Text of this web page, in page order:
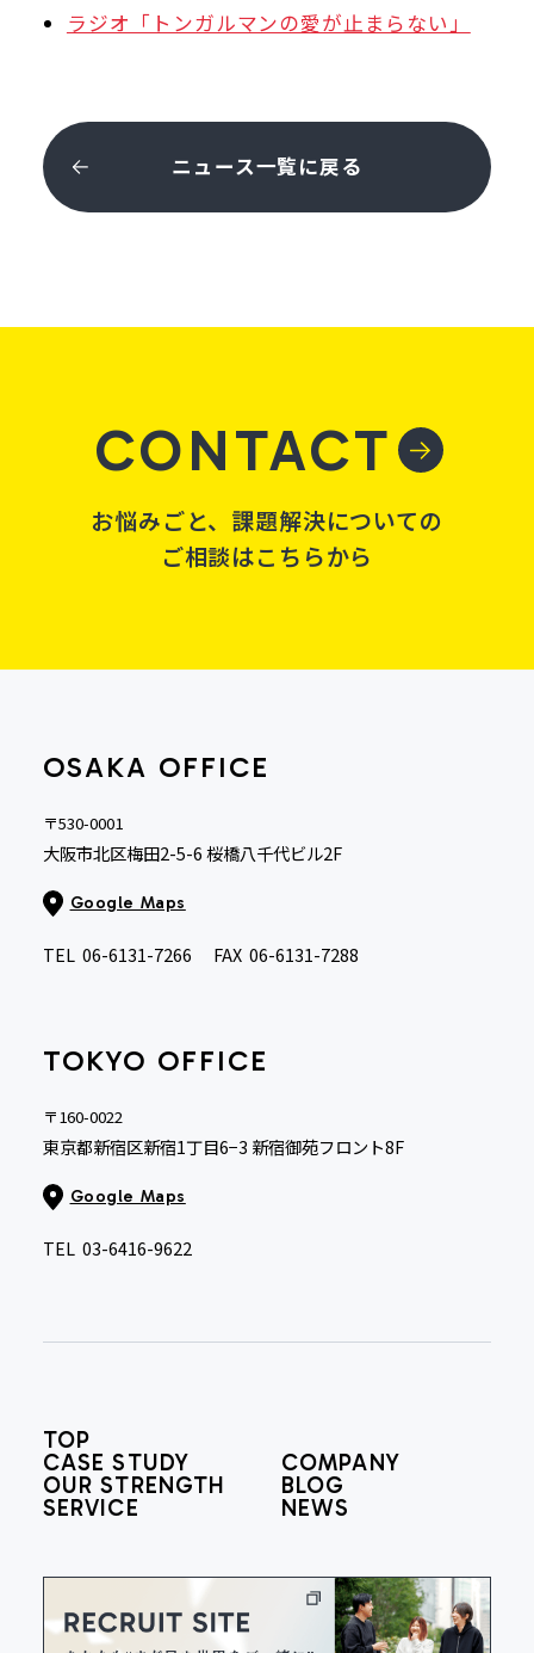
ラジオ「トンガルマンの愛が止まらない」
ニュース一覧に戻る
CONTACT
お悩みごと、課題解決についての
ご相談はこちらから
OSAKA OFFICE
〒530-0001
大阪市北区梅田2-5-6 桜橋八千代ビル2F
Google Maps
TEL 06-6131-7266 FAX 06-6131-7288
TOKYO OFFICE
〒160-0022
東京都新宿区新宿1丁目6−3 新宿御苑フロント8F
Google Maps
TEL 03-6416-9622
TOP
CASE STUDY
OUR STRENGTH
SERVICE
COMPANY
BLOG
NEWS